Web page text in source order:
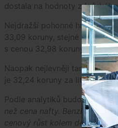
dostala na hodnoty z
Nejdražší pohonné hmoty
33,09 koruny, stejné
s cenou 32,98 koruny za litr
Naopak nejlevněji tankují
je 32,24 koruny za litr a nafty
Podle analytiků budou
než cena nafty. Benzin zdraží
cenový růst kolem deseti